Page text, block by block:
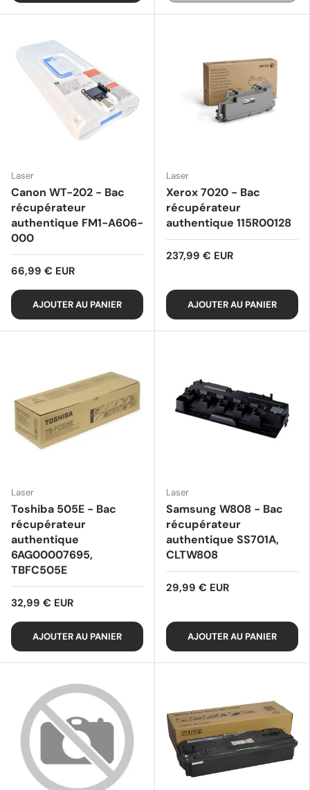
Laser
Canon WT-202 - Bac
récupérateur
authentique FM1-A606-
000
66,99 € EUR
AJOUTER AU PANIER
Laser
Xerox 7020 - Bac
récupérateur
authentique 115R00128
237,99 € EUR
AJOUTER AU PANIER
Laser
Toshiba 505E - Bac
récupérateur
authentique
6AG00007695,
TBFC505E
32,99 € EUR
AJOUTER AU PANIER
Laser
Samsung W808 - Bac
récupérateur
authentique SS701A,
CLTW808
29,99 € EUR
AJOUTER AU PANIER